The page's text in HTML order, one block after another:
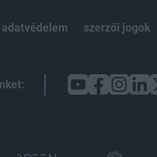
adatvédelem szerzői jogok